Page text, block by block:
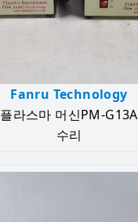
Fanru Technology
플라스마 머신PM-G13A
수리